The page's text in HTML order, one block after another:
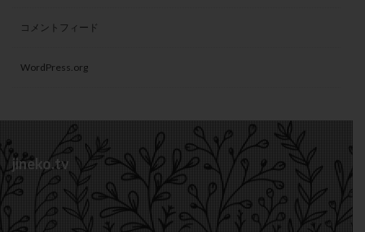
コメントフィード
WordPress.org
jineko.tv